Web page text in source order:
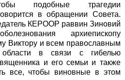
подобные трагедии
в обращении Совета.
КЕРООР раввин Зиновий
архиепископу
Виктору и всем православным
в связи с гибелью
и его семьи и также
все, чтобы виновные в этом